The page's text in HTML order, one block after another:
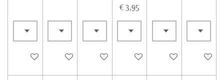
In winkelwagenIn winkelwagenIn winkelwagen
€ 3,95
In winkelwagenIn winkelwagen
In